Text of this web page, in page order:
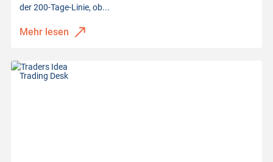
der 200-Tage-Linie, ob...
Mehr lesen
Trading Desk